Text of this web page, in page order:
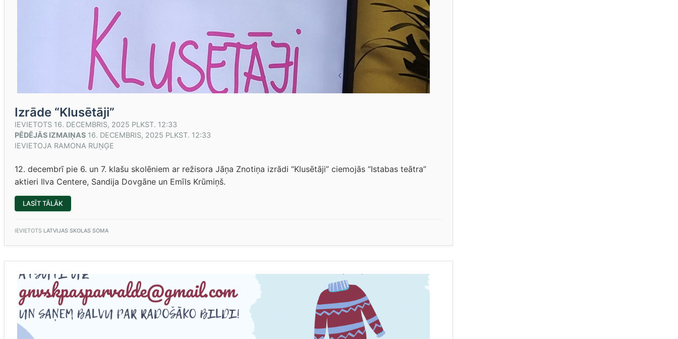
Izrāde “Klusētāji”
IEVIETOTS 16. DECEMBRIS, 2025 PLKST. 12:33
PĒDĒJĀS IZMAIŅAS 16. DECEMBRIS, 2025 PLKST. 12:33
IEVIETOJA RAMONA RUŅĢE
12. decembrī pie 6. un 7. klašu skolēniem ar režisora Jāņa Znotiņa izrādi “Klusētāji” ciemojās “Istabas teātra”
aktieri Ilva Centere, Sandija Dovgāne un Emīls Krūmiņš.
LASĪT TĀLĀK
“KLUSĒTĀJI””
IEVIETOTS LATVIJAS SKOLAS SOMA